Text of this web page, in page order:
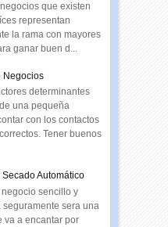
que existen
representan
la rama con mayores
ganar buen d...
Negocios
determinantes
una pequeña
con los contactos
Tener buenos
Automático
sencillo y
seguramente sera una
va a encantar por